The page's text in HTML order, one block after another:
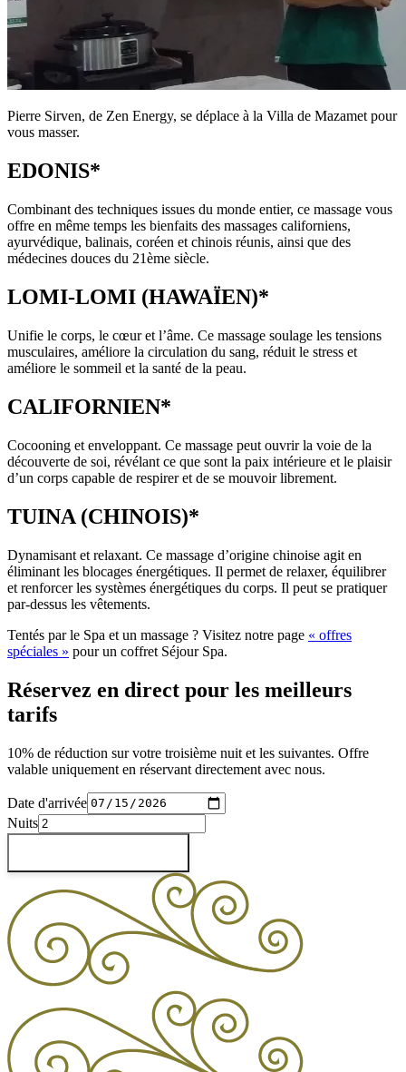
Pierre Sirven, de Zen Energy, se déplace à la Villa de Mazamet pour
vous masser.
EDONIS*
Combinant des techniques issues du monde entier, ce massage vous
offre en même temps les bienfaits des massages californiens,
ayurvédique, balinais, coréen et chinois réunis, ainsi que des
médecines douces du 21ème siècle.
LOMI-LOMI (HAWAÏEN)*
Unifie le corps, le cœur et l’âme. Ce massage soulage les tensions
musculaires, améliore la circulation du sang, réduit le stress et
améliore le sommeil et la santé de la peau.
CALIFORNIEN*
Cocooning et enveloppant. Ce massage peut ouvrir la voie de la
découverte de soi, révélant ce que sont la paix intérieure et le plaisir
d’un corps capable de respirer et de se mouvoir librement.
TUINA (CHINOIS)*
Dynamisant et relaxant. Ce massage d’origine chinoise agit en
éliminant les blocages énergétiques. Il permet de relaxer, équilibrer
et renforcer les systèmes énergétiques du corps. Il peut se pratiquer
par-dessus les vêtements.
Tentés par le Spa et un massage ? Visitez notre page « offres
spéciales » pour un coffret Séjour Spa.
Réservez en direct pour les meilleurs
tarifs
10% de réduction sur votre troisième nuit et les suivantes. Offre
valable uniquement en réservant directement avec nous.
Date d'arrivée
Nuits